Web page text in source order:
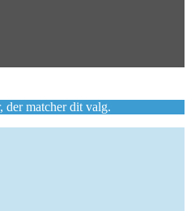
der matcher dit valg.